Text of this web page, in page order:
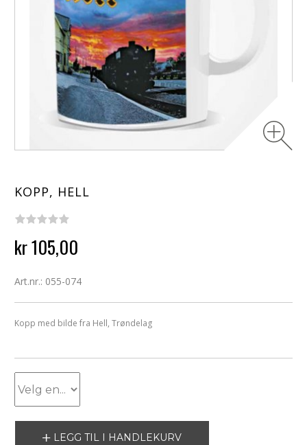
KOPP, HELL
kr 105,00
Art.nr.: 055-074
Kopp med bilde fra Hell, Trøndelag
LEGG TIL I HANDLEKURV